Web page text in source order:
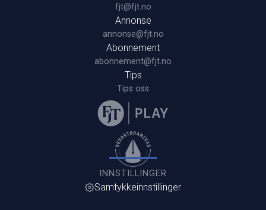
fjt@fjt.no
Annonse
annonse@fjt.no
Abonnement
abonnement@fjt.no
Tips
Tips oss
INNSTILLINGER
Samtykkeinnstillinger